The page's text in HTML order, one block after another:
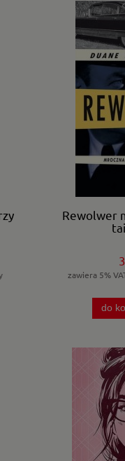
Rewolwer
zawiera 5%
do